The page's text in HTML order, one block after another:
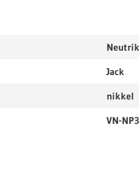
Neutrik
Jack
nikkel
VN-